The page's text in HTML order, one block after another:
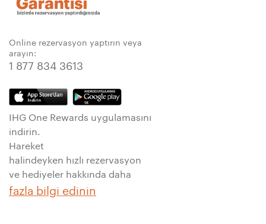
Online rezervasyon yaptırın veya
arayın:
1 877 834 3613
IHG One Rewards uygulamasını
indirin.
Hareket
halindeyken hızlı rezervasyon
ve hediyeler hakkında daha
fazla bilgi edinin